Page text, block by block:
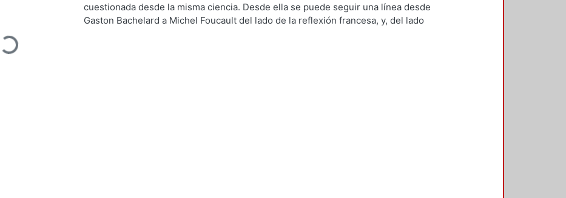
Loading...
José Luis;Yébenes Escardó, Zenia;Mendiola, Alfonso;Durán R. A., Norma;
Betancourt Martínez, Fernando;Fragio, Alberto ;Schaub, Jean-Frédéric ;Romano,
cuestionada desde la misma ciencia. Desde ella se puede seguir una línea desde
Gaston Bachelard a Michel Foucault del lado de la reflexión francesa, y, del lado